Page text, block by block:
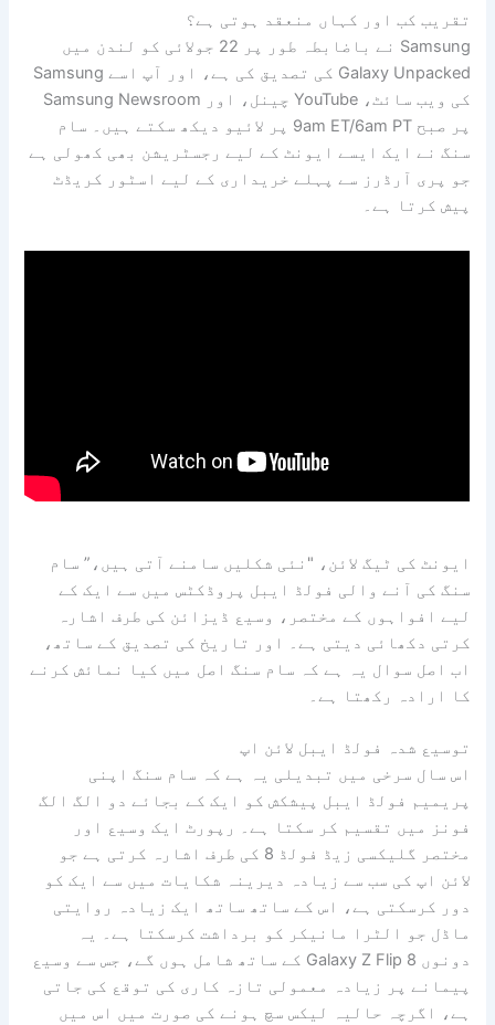
تقریب کب اور کہاں منعقد ہوتی ہے؟
Samsung نے باضابطہ طور پر 22 جولائی کو لندن میں
Galaxy Unpacked کی تصدیق کی ہے، اور آپ اسے Samsung
کی ویب سائٹ، YouTube چینل، اور Samsung Newsroom
پر صبح 9am ET/6am PT پر لائیو دیکھ سکتے ہیں۔ سام
سنگ نے ایک ایسے ایونٹ کے لیے رجسٹریشن بھی کھولی ہے
جو پری آرڈرز سے پہلے خریداری کے لیے اسٹور کریڈٹ
پیش کرتا ہے۔
ایونٹ کی ٹیگ لائن، "نئی شکلیں سامنے آتی ہیں،” سام
سنگ کی آنے والی فولڈ ایبل پروڈکٹس میں سے ایک کے
لیے افواہوں کے مختصر، وسیع ڈیزائن کی طرف اشارہ
کرتی دکھائی دیتی ہے۔ اور تاریخ کی تصدیق کے ساتھ،
اب اصل سوال یہ ہے کہ سام سنگ اصل میں کیا نمائش کرنے
کا ارادہ رکھتا ہے۔
توسیع شدہ فولڈ ایبل لائن اپ
اس سال سرخی میں تبدیلی یہ ہے کہ سام سنگ اپنی
پریمیم فولڈ ایبل پیشکش کو ایک کے بجائے دو الگ الگ
فونز میں تقسیم کر سکتا ہے۔ رپورٹ ایک وسیع اور
مختصر گلیکسی زیڈ فولڈ 8 کی طرف اشارہ کرتی ہے جو
لائن اپ کی سب سے زیادہ دیرینہ شکایات میں سے ایک کو
دور کرسکتی ہے، اس کے ساتھ ساتھ ایک زیادہ روایتی
ماڈل جو الٹرا مانیکر کو برداشت کرسکتا ہے۔ یہ
دونوں Galaxy Z Flip 8 کے ساتھ شامل ہوں گے، جس سے وسیع
پیمانے پر زیادہ معمولی تازہ کاری کی توقع کی جاتی
ہے، اگرچہ حالیہ لیکس سچ ہونے کی صورت میں اس میں